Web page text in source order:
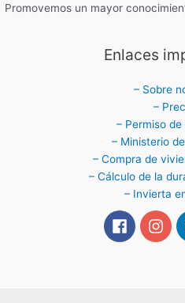
Promovemos un mayor
Enlaces
– Sobre
–
– Permiso
– Ministerio
– Compra de
– Cálculo de la
– Invierta